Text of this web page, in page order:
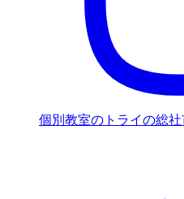
個別教室のトライの総